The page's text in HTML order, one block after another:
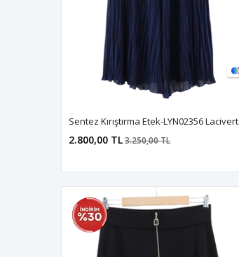
Sentez Kırıştırma Etek-LYN02356 Lacivert
2.800,00 TL3.250,00 TL